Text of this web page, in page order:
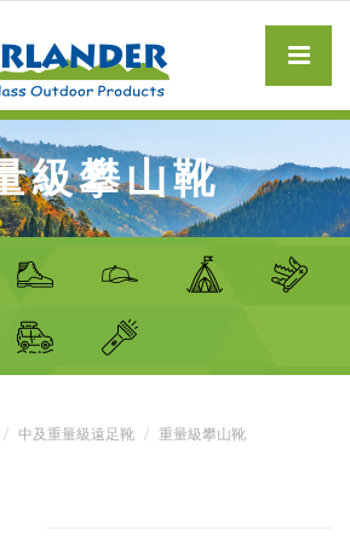
級攀山靴
中及重量級遠足靴 重量級攀山靴